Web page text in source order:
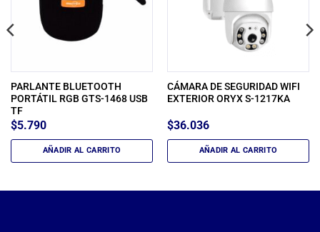
PARLANTE BLUETOOTH
PORTÁTIL RGB GTS-1468 USB
TF
$5.790
AÑADIR AL CARRITO
CÁMARA DE SEGURIDAD WIFI
EXTERIOR ORYX S-1217KA
$36.036
AÑADIR AL CARRITO